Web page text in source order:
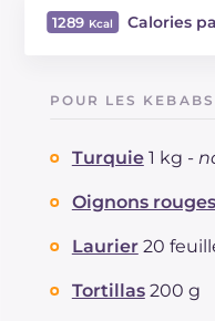
1289 Calories
Graisses
dont acides gras
Cholestérol
Sodium
POUR LES
Turquie 1 kg -
Oignons
Laurier 20
Tortillas 200 g